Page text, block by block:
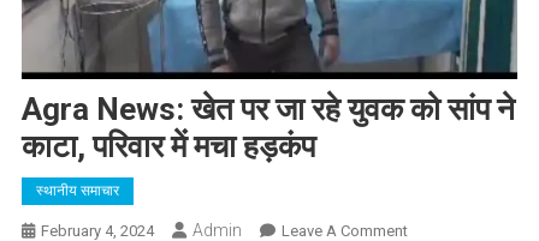
Agra News: खेत पर जा रहे युवक को सांप ने
काटा, परिवार में मचा हड़कंप
स्थानीय समाचार
February 4, 2024 Admin Leave A CommentOn